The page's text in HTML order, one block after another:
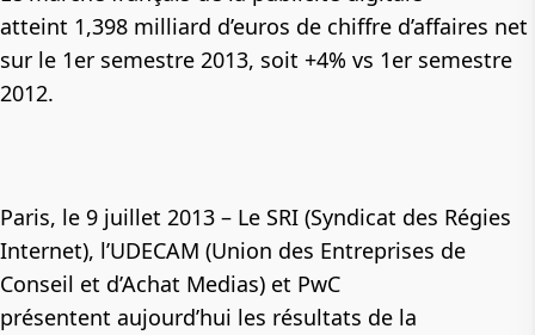
atteint 1,398 milliard d’euros de chiffre d’affaires net
sur le 1er semestre 2013, soit +4% vs 1er semestre
2012.
Paris, le 9 juillet 2013 – Le SRI (Syndicat des Régies
Internet), l’UDECAM (Union des Entreprises de
Conseil et d’Achat Medias) et PwC
présentent aujourd’hui les résultats de la